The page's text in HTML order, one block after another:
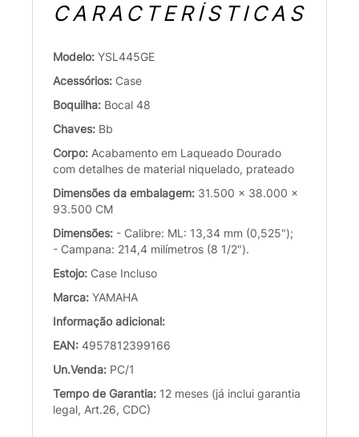
CARACTERÍSTICAS
Modelo: YSL445GE
Acessórios: Case
Boquilha: Bocal 48
Chaves: Bb
Corpo: Acabamento em Laqueado Dourado
com detalhes de material niquelado, prateado
Dimensões da embalagem: 31.500 x 38.000 x
93.500 CM
Dimensões: - Calibre: ML: 13,34 mm (0,525");
- Campana: 214,4 milímetros (8 1/2").
Estojo: Case Incluso
Marca: YAMAHA
Informação adicional:
EAN: 4957812399166
Un.Venda: PC/1
Tempo de Garantia: 12 meses (já inclui garantia
legal, Art.26, CDC)